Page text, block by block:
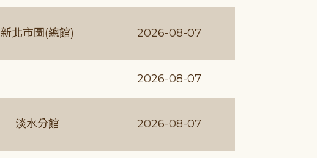
新北市圖(總館) 2026-08-07
2026-08-07
淡水分館 2026-08-07